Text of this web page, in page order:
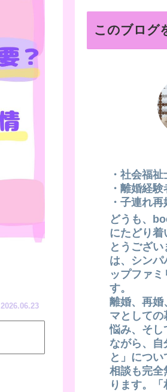
2026.06.23
このブログ
・社会福祉
・離婚経験
・子連れ
どうも、
にたどり着
とうござ
は、シンパ
ップファ
す。
離婚、再婚
マとしての
悩み、そし
ながら、自
と」につい
相談も完全
ります。